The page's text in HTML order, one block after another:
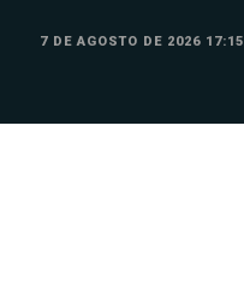
7 DE AGOSTO DE 2026 17:15